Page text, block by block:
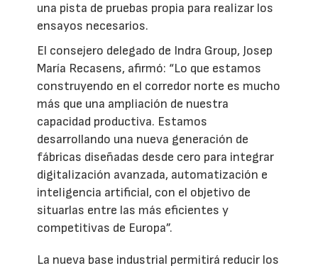
una pista de pruebas propia para realizar los
ensayos necesarios.
El consejero delegado de Indra Group, Josep
María Recasens, afirmó: “Lo que estamos
construyendo en el corredor norte es mucho
más que una ampliación de nuestra
capacidad productiva. Estamos
desarrollando una nueva generación de
fábricas diseñadas desde cero para integrar
digitalización avanzada, automatización e
inteligencia artificial, con el objetivo de
situarlas entre las más eficientes y
competitivas de Europa”.
La nueva base industrial permitirá reducir los